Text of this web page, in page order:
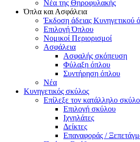
Νέα της Θηροφυλακής
Όπλα και Ασφάλεια
Έκδοση άδειας Κυνηγετικού
Επιλογή Όπλου
Νομικοί Περιορισμοί
Ασφάλεια
Ασφαλής σκόπευση
Φύλαξη όπλου
Συντήρηση όπλου
Νέα
Κυνηγετικός σκύλος
Επίλεξε τον κατάλληλο σκύλο
Επιλογή σκύλου
Ιχνηλάτες
Δείκτες
Επαναφοράς /